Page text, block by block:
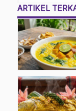
ARTIKEL